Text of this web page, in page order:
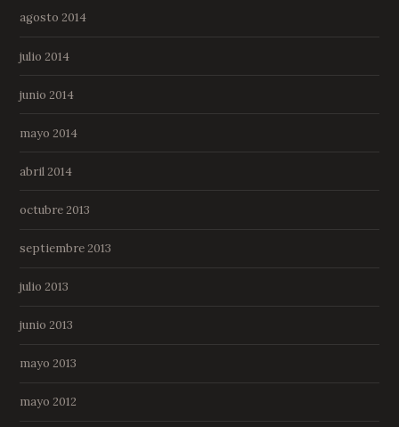
agosto 2014
julio 2014
junio 2014
mayo 2014
abril 2014
octubre 2013
septiembre 2013
julio 2013
junio 2013
mayo 2013
mayo 2012